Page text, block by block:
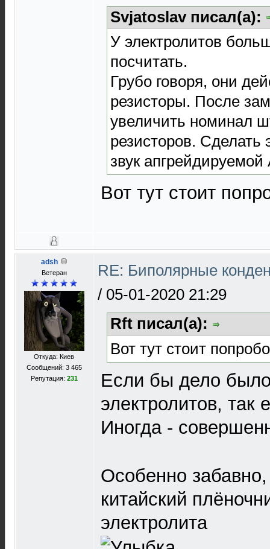
Svjatoslav писал(а):
У электролитов
посчитать.
Грубо говоря, они
резисторы. После
увеличить номинал
резисторов. Сделать
звук
Вот тут стоит
adsh
Ветеран
Откуда: Киев
Сообщений: 3 465
Репутация: 231
RE: Биполярные
/ 05-01-2020 21:29
Rft писал(а):
Вот тут стоит
Если бы дело
электролитов,
Иногда -
Особенно забавно,
китайский
электролита